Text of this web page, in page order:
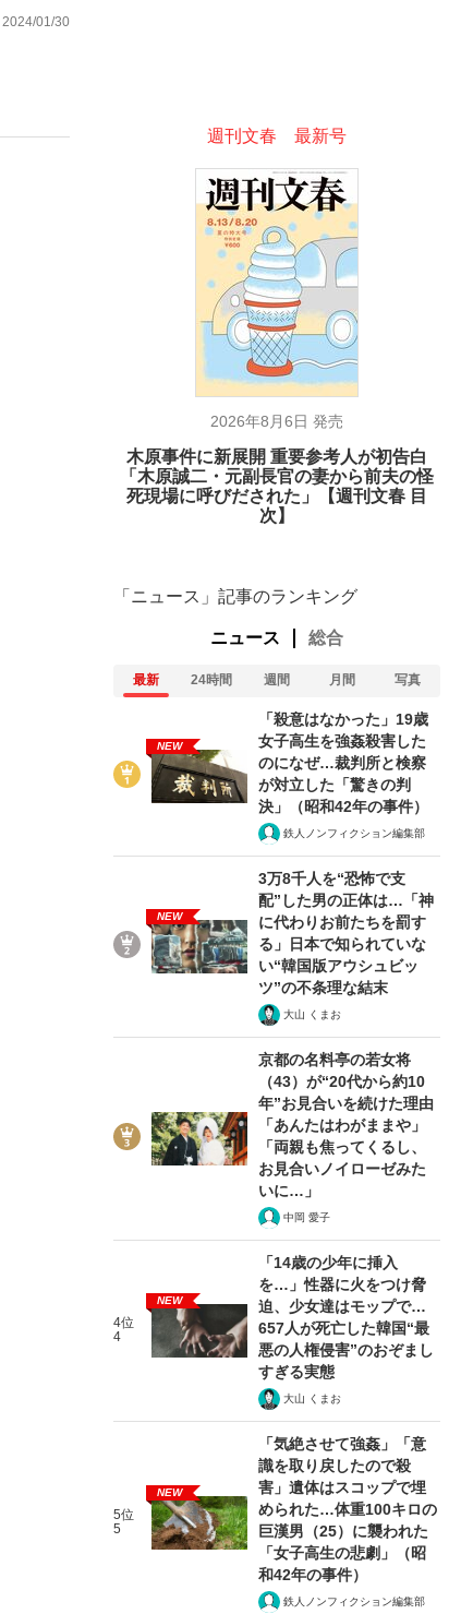
2024/01/30
週刊文春 最新号
2026年8月6日 発売
木原事件に新展開 重要参考人が初告白
「木原誠二・元副長官の妻から前夫の怪
死現場に呼びだされた」【週刊文春 目
次】
「ニュース」記事のランキング
ニュース 総合
最新 24時間 週間 月間 写真
NEW
「殺意はなかった」19歳
女子高生を強姦殺害した
のになぜ…裁判所と検察
が対立した「驚きの判
決」（昭和42年の事件）
鉄人ノンフィクション編集部
NEW
3万8千人を“恐怖で支
配”した男の正体は…「神
に代わりお前たちを罰す
る」日本で知られていな
い“韓国版アウシュビッ
ツ”の不条理な結末
大山 くまお
京都の名料亭の若女将
（43）が“20代から約10
年”お見合いを続けた理由
「あんたはわがままや」
「両親も焦ってくるし、
お見合いノイローゼみた
いに…」
中岡 愛子
4位
4
NEW
「14歳の少年に挿入
を…」性器に火をつけ脅
迫、少女達はモップで…
657人が死亡した韓国“最
悪の人権侵害”のおぞまし
すぎる実態
大山 くまお
5位
5
NEW
「気絶させて強姦」「意
識を取り戻したので殺
害」遺体はスコップで埋
められた…体重100キロの
巨漢男（25）に襲われた
「女子高生の悲劇」（昭
和42年の事件）
鉄人ノンフィクション編集部